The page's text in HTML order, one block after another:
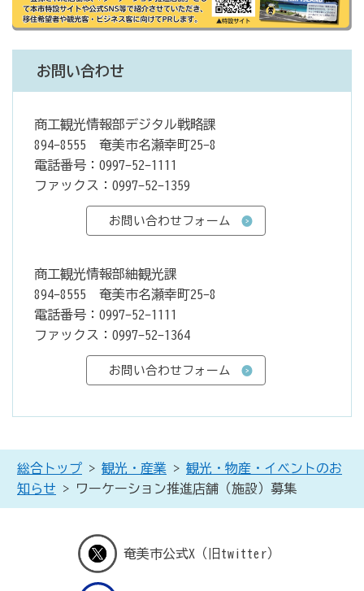
お問い合わせ
商工観光情報部デジタル戦略課
894-8555 奄美市名瀬幸町25-8
電話番号：0997-52-1111
ファックス：0997-52-1359
商工観光情報部紬観光課
894-8555 奄美市名瀬幸町25-8
電話番号：0997-52-1111
ファックス：0997-52-1364
総合トップ > 観光・産業 > 観光・物産・イベントのお
知らせ > ワーケーション推進店舗（施設）募集
奄美市公式X（旧twitter）